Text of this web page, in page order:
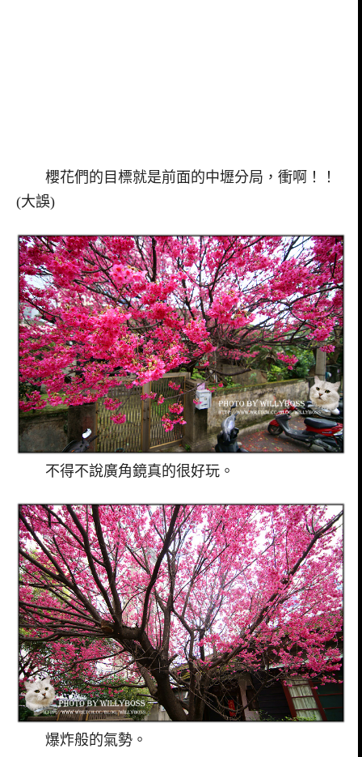
櫻花們的目標就是前面的中壢分局，衝啊！！
(大誤)
不得不說廣角鏡真的很好玩。
爆炸般的氣勢。